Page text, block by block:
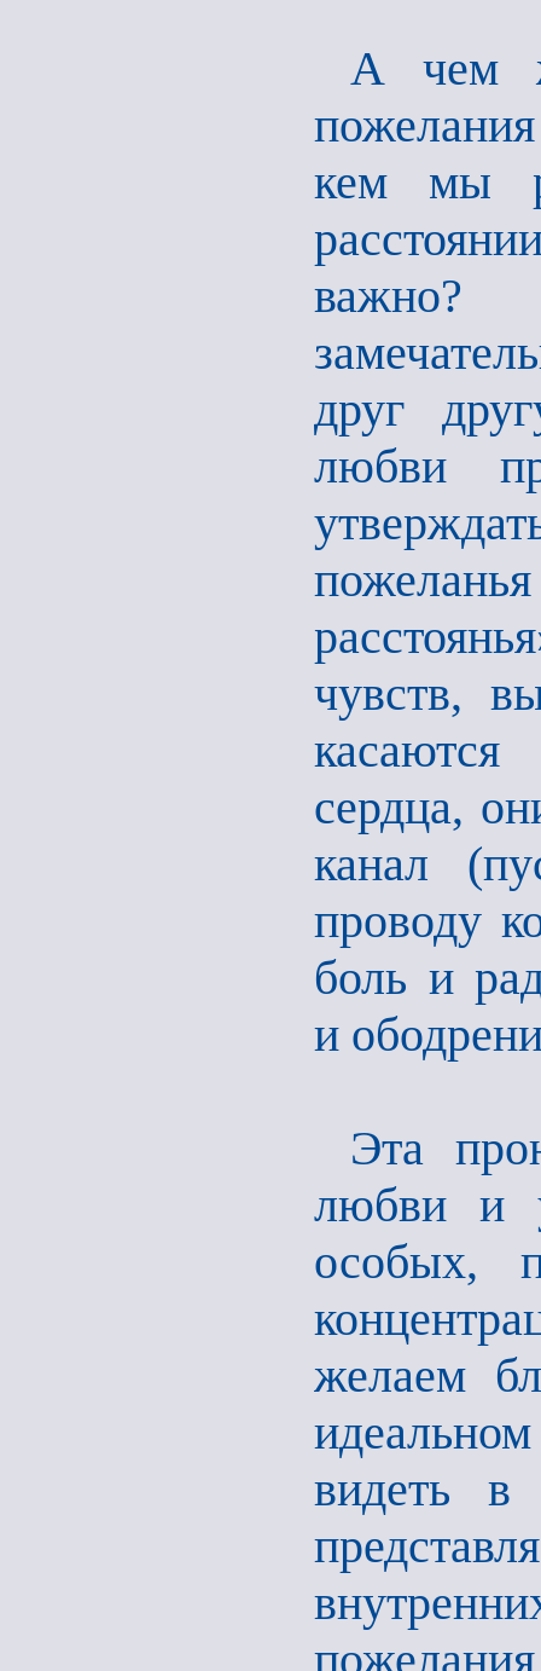
А чем
кем мы
друг
любви
чувств,
касаются
сердца,
канал
проводу
боль и
и
Эта
любви и
особых,
желаем
видеть в
пожелания